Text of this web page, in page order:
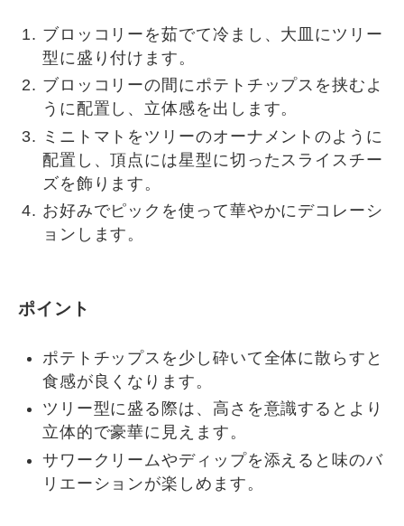
ブロッコリーを茹でて冷まし、大皿にツリー
型に盛り付けます。
ブロッコリーの間にポテトチップスを挟むよ
うに配置し、立体感を出します。
ミニトマトをツリーのオーナメントのように
配置し、頂点には星型に切ったスライスチー
ズを飾ります。
お好みでピックを使って華やかにデコレーシ
ョンします。
ポイント
ポテトチップスを少し砕いて全体に散らすと
食感が良くなります。
ツリー型に盛る際は、高さを意識するとより
立体的で豪華に見えます。
サワークリームやディップを添えると味のバ
リエーションが楽しめます。